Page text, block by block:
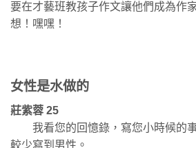
要在才藝班教孩子作文讓他們成為作
想！嘿嘿！
女性是水做的
莊紫蓉 25
我看您的回憶錄，寫您小時候的
較少寫到男性。